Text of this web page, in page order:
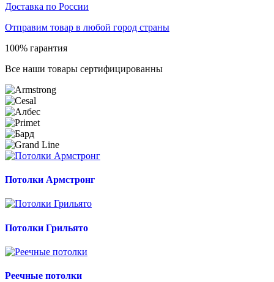
Доставка по России
Отправим товар в любой город страны
100% гарантия
Все наши товары сертифицированны
Потолки Армстронг
Потолки Грильято
Реечные потолки